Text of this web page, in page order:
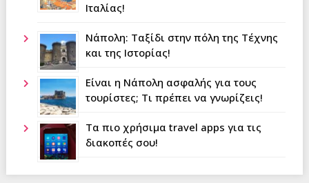
Ιταλίας!
Νάπολη: Tαξίδι στην πόλη της Τέχνης
και της Ιστορίας!
Είναι η Νάπολη ασφαλής για τους
τουρίστες; Τι πρέπει να γνωρίζεις!
Τα πιο χρήσιμα travel apps για τις
διακοπές σου!